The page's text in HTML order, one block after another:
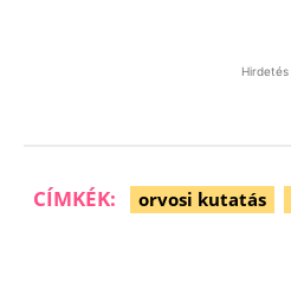
Hirdetés
CÍMKÉK: orvosi kutatás